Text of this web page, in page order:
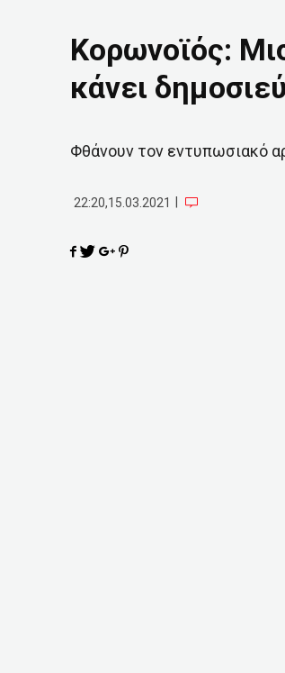
Κορωνοϊός:
κάνει
Φθάνουν τον εντυπωσιακό
22:20,15.03.2021